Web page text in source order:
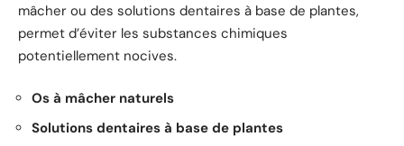
mâcher ou des solutions dentaires à base de plantes,
permet d’éviter les substances chimiques
potentiellement nocives.
Os à mâcher naturels
Solutions dentaires à base de plantes